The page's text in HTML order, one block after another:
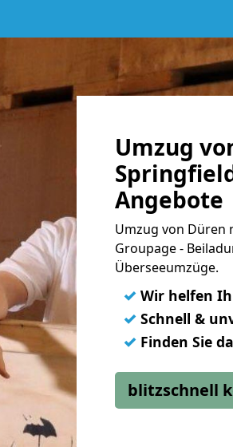
Umzug
Angebote
Umzug von Düren
Groupage -
Überseeumzüge.
✓ Wir helfen
✓ Schnell &
✓ Finden Sie
blitzschnell